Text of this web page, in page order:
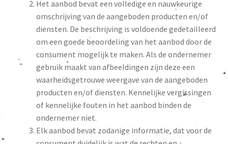
Het aanbod bevat een volledige en nauwkeurige
omschrijving van de aangeboden producten en/of
diensten. De beschrijving is voldoende gedetailleerd
om een goede beoordeling van het aanbod door de
consument mogelijk te maken. Als de ondernemer
gebruik maakt van afbeeldingen zijn deze een
waarheidsgetrouwe weergave van de aangeboden
producten en/of diensten. Kennelijke vergissingen
of kennelijke fouten in het aanbod binden de
ondernemer niet.
Elk aanbod bevat zodanige informatie, dat voor de